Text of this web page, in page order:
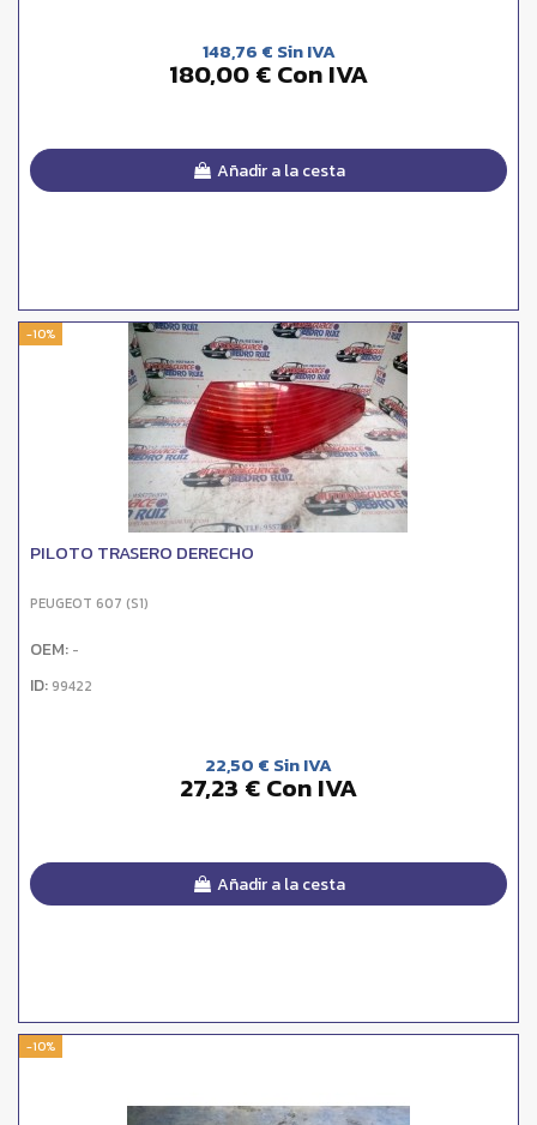
148,76 € Sin IVA
180,00 € Con IVA
Añadir a la cesta
-10%
PILOTO TRASERO DERECHO
PEUGEOT 607 (S1)
OEM: -
ID: 99422
22,50 € Sin IVA
27,23 € Con IVA
Añadir a la cesta
-10%